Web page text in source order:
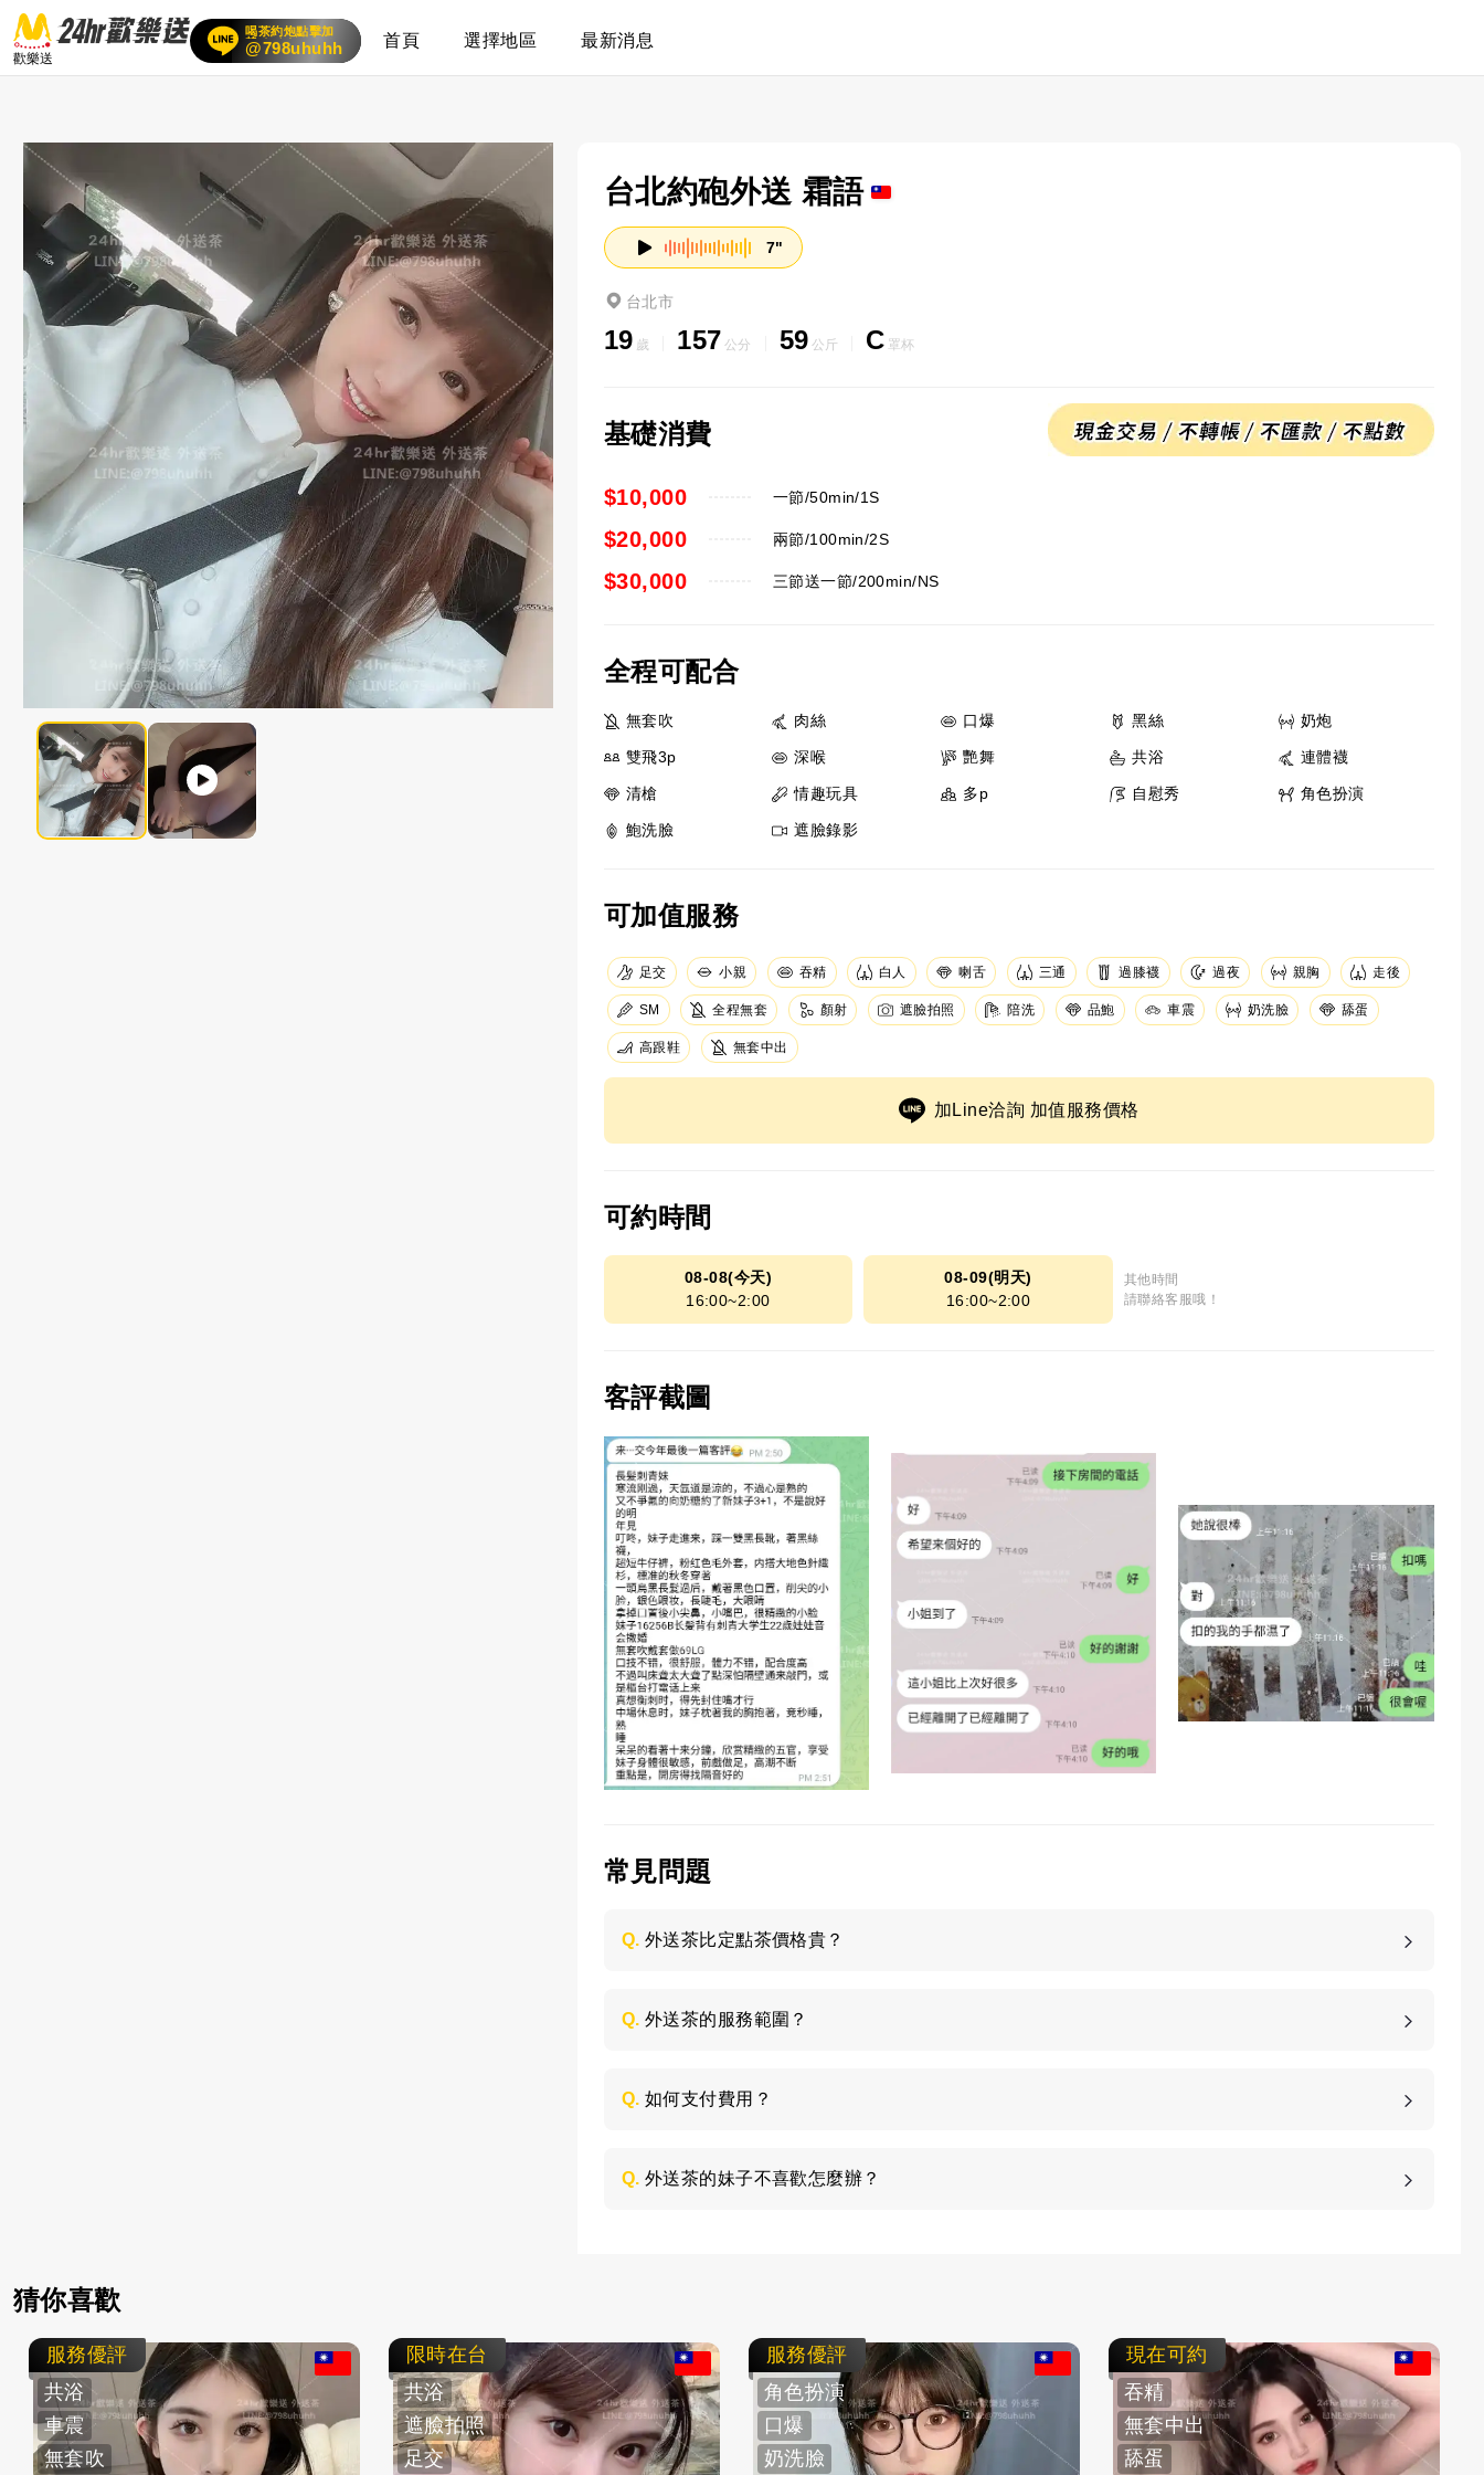
歡樂送
喝茶約炮點擊加
賴
24小時客服在線
@798uhuhh 首頁 選擇地區 最新消息
台北約砲外送 霜語
7"
台北市
19 歲 157 公分 59 公斤 C 罩杯
基礎消費
一節/50min/1S
$10,000
兩節/100min/2S
$20,000
三節送一節/200min/NS
$30,000
全程可配合
無套吹 肉絲 口爆 黑絲 奶炮
雙飛3p 深喉 艷舞 共浴 連體襪
清槍 情趣玩具 多p 自慰秀 角色扮演
鮑洗臉 遮臉錄影
可加值服務
足交 小親 吞精 白人 喇舌 三通 過膝襪 過夜 親胸 走後
SM 全程無套 顏射 遮臉拍照 陪洗 品鮑 車震 奶洗臉 舔蛋
高跟鞋 無套中出
加Line洽詢 加值服務價格
可約時間
08-08(今天)
16:00~2:00
08-09(明天)
16:00~2:00
其他時間
請聯絡客服哦！
客評截圖
常見問題
Q. 外送茶比定點茶價格貴？
指定的地點服務，所以價格會高一些；定點茶是相對性價比高一些，客人需要到店家會館來，客
Q. 外送茶的服務範圍？
Q. 如何支付費用？
Q. 外送茶的妹子不喜歡怎麼辦？
猜你喜歡
服務優評
共浴
車震
無套吹
限時在台
共浴
遮臉拍照
足交
服務優評
角色扮演
口爆
奶洗臉
現在可約
吞精
無套中出
舔蛋